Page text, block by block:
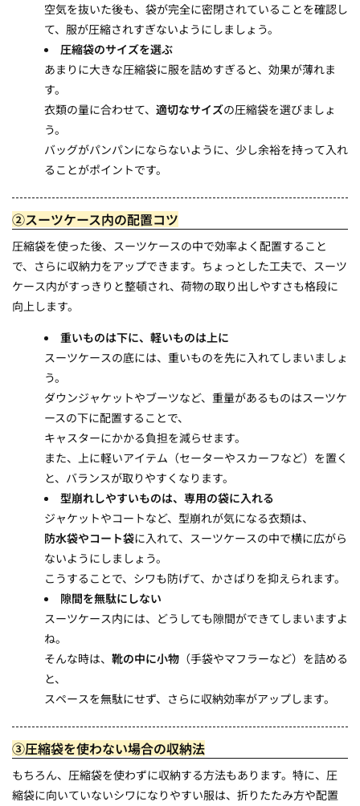
空気を抜いた後も、袋が完全に密閉されていることを確認し
て、服が圧縮されすぎないようにしましょう。
圧縮袋のサイズを選ぶ
あまりに大きな圧縮袋に服を詰めすぎると、効果が薄れま
す。
衣類の量に合わせて、 適切なサイズの圧縮袋を選びましょ
う。
バッグがパンパンにならないように、少し余裕を持って入れ
ることがポイントです。
②スーツケース内の配置コツ
圧縮袋を使った後、スーツケースの中で効率よく配置すること
で、さらに収納力をアップできます。ちょっとした工夫で、スーツ
ケース内がすっきりと整頓され、荷物の取り出しやすさも格段に
向上します。
重いものは下に、軽いものは上に
スーツケースの底には、重いものを先に入れてしまいましょ
う。
ダウンジャケットやブーツなど、重量があるものはスーツケ
ースの下に配置することで、
キャスターにかかる負担を減らせます。
また、上に軽いアイテム（セーターやスカーフなど）を置く
と、バランスが取りやすくなります。
型崩れしやすいものは、専用の袋に入れる
ジャケットやコートなど、型崩れが気になる衣類は、
防水袋やコート袋に入れて、スーツケースの中で横に広がら
ないようにしましょう。
こうすることで、シワも防げて、かさばりを抑えられます。
隙間を無駄にしない
スーツケース内には、どうしても隙間ができてしまいますよ
ね。
そんな時は、 靴の中に小物 （手袋やマフラーなど）を詰める
と、
スペースを無駄にせず、さらに収納効率がアップします。
③圧縮袋を使わない場合の収納法
もちろん、圧縮袋を使わずに収納する方法もあります。特に、圧
縮袋に向いていないシワになりやすい服は、折りたたみ方や配置